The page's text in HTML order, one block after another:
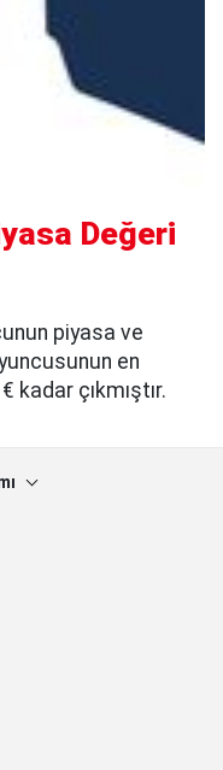
Değeri
piyasa ve
en
kadar çıkmıştır.